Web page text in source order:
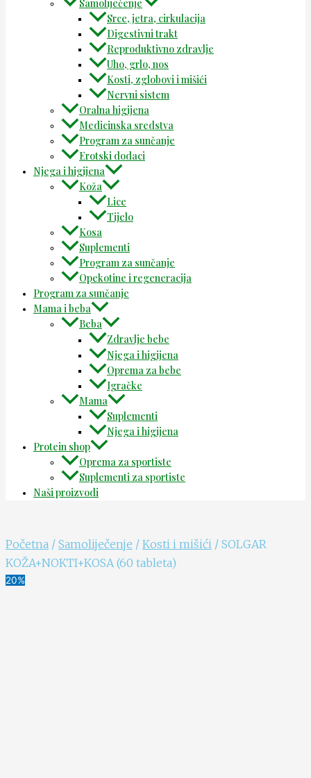
Samoliječenje
Srce, jetra, cirkulacija
Digestivni trakt
Reproduktivno zdravlje
Uho, grlo, nos
Kosti, zglobovi i mišići
Nervni sistem
Oralna higijena
Medicinska sredstva
Program za sunčanje
Erotski dodaci
Njega i higijena
Koža
Lice
Tijelo
Kosa
Suplementi
Program za sunčanje
Opekotine i regeneracija
Program za sunčanje
Mama i beba
Beba
Zdravlje bebe
Njega i higijena
Oprema za bebe
Igračke
Mama
Suplementi
Njega i higijena
Protein shop
Oprema za sportiste
Suplementi za sportiste
Naši proizvodi
Početna / Samoliječenje / Kosti i mišići / SOLGAR
KOŽA+NOKTI+KOSA (60 tableta)
20%